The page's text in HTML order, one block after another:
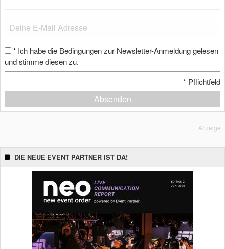
* Ich habe die Bedingungen zur Newsletter-Anmeldung gelesen
und stimme diesen zu.
* Pflichtfeld
Absenden
Anzeige
DIE NEUE EVENT PARTNER IST DA!